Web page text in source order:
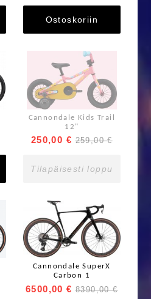
Ostoskoriin
Cannondale Kids Trail
12"
250,00 € 259,00 €
Tilapäisesti loppu
Cannondale SuperX
Carbon 1
6500,00 € 8390,00 €